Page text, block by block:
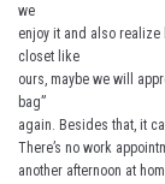
we
enjoy it and also
closet like
ours, maybe we will
bag”
again. Besides that, it
There’s no work
another afternoon at